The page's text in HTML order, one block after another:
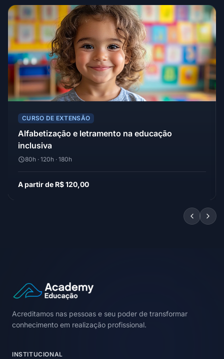
CURSO DE EXTENSÃO
Alfabetização e letramento na educação
inclusiva
80h · 120h · 180h
A partir de R$ 120,00
Acreditamos nas pessoas e seu poder de transformar
conhecimento em realização profissional.
INSTITUCIONAL